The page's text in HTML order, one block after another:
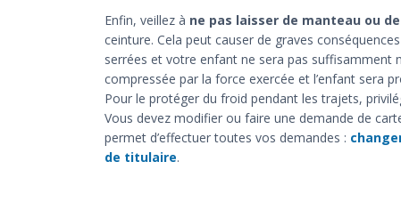
Enfin, veillez à ne pas laisser de manteau ou
ceinture. Cela peut causer de graves
serrées et votre enfant ne sera pas suffisamment
compressée par la force exercée et l’enfant sera
Pour le protéger du froid pendant les trajets,
Vous devez modifier ou faire une demande de
permet d’effectuer toutes vos demandes :
de titulaire.